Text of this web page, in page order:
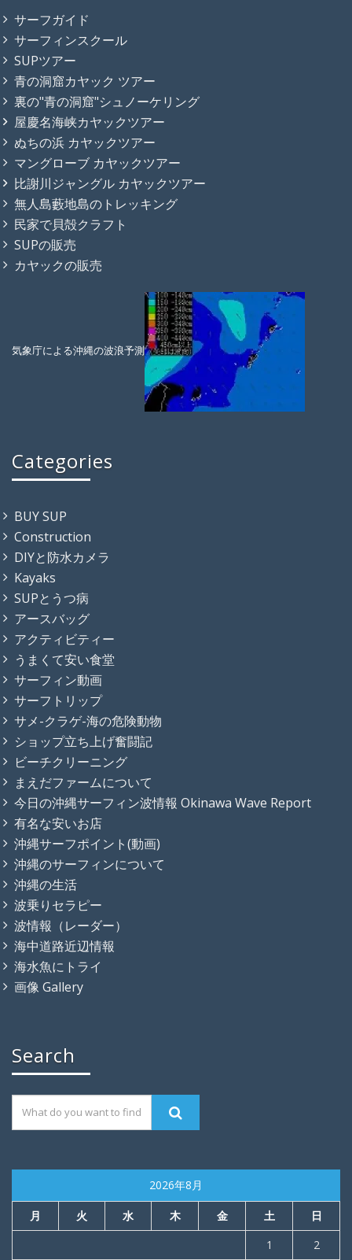
サーフガイド
サーフィンスクール
SUPツアー
青の洞窟カヤック ツアー
裏の"青の洞窟"シュノーケリング
屋慶名海峡カヤックツアー
ぬちの浜 カヤックツアー
マングローブ カヤックツアー
比謝川ジャングル カヤックツアー
無人島藪地島のトレッキング
民家で貝殻クラフト
SUPの販売
カヤックの販売
気象庁による沖縄の波浪予測
Categories
BUY SUP
Construction
DIYと防水カメラ
Kayaks
SUPとうつ病
アースバッグ
アクティビティー
うまくて安い食堂
サーフィン動画
サーフトリップ
サメ-クラゲ-海の危険動物
ショップ立ち上げ奮闘記
ビーチクリーニング
まえだファームについて
今日の沖縄サーフィン波情報 Okinawa Wave Report
有名な安いお店
沖縄サーフポイント(動画)
沖縄のサーフィンについて
沖縄の生活
波乗りセラピー
波情報（レーダー）
海中道路近辺情報
海水魚にトライ
画像 Gallery
Search
2026年8月
月 火 水 木 金 土
日
1
2